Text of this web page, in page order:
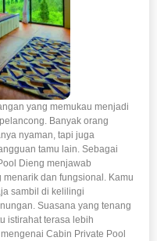
yang memukau menjadi
Banyak orang
nyaman, tapi juga
tamu lain. Sebagai
Dieng menjawab
dan fungsional. Kamu
sambil di kelilingi
Suasana yang tenang
istirahat terasa lebih
Cabin Private Pool